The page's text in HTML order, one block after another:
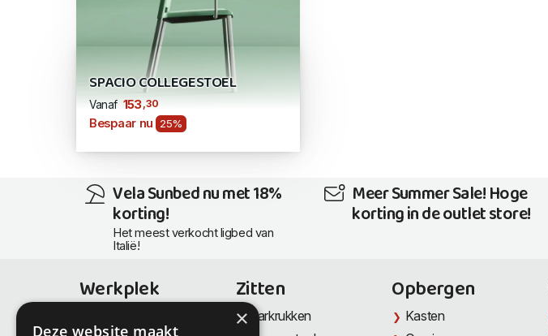
SPACIO COLLEGESTOEL
Vanaf 153 ,30
Bespaar nu 25%
Vela Sunbed nu met 18%
korting!
Het meest verkocht ligbed van
Italië!
Meer Summer Sale! Hoge
korting in de outlet store!
Werkplek Zitten
Barkrukken
Opbergen
Kasten
×
Deze website maakt